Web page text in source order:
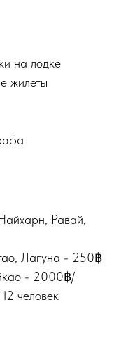
на лодке
жилеты
Равай,
Лагуна - 250฿
- 2000฿/
человек